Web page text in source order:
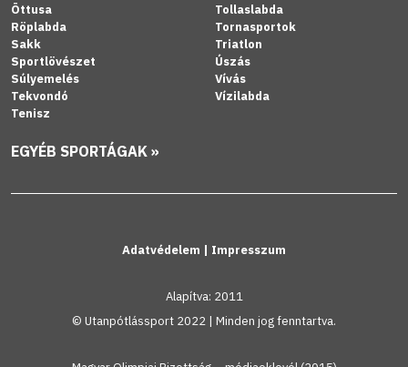
Öttusa
Röplabda
Sakk
Sportlövészet
Súlyemelés
Tekvondó
Tenisz
Tollaslabda
Tornasportok
Triatlon
Úszás
Vívás
Vízilabda
EGYÉB SPORTÁGAK »
Adatvédelem | Impresszum
Alapítva: 2011
© Utanpótlássport 2022 | Minden jog fenntartva.